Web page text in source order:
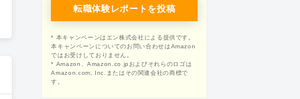
転職体験レポートを投稿
* 本キャンペーンはエン株式会社による提供です。
本キャンペーンについてのお問い合わせはAmazon
ではお受けしておりません。
* Amazon、Amazon.co.jpおよびそれらのロゴは
Amazon.com, Inc.またはその関連会社の商標で
す。